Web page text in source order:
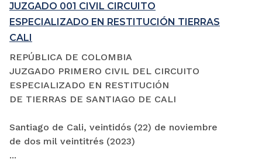
JUZGADO 001 CIVIL CIRCUITO
ESPECIALIZADO EN RESTITUCIÓN TIERRAS
CALI
REPÚBLICA DE COLOMBIA
JUZGADO PRIMERO CIVIL DEL CIRCUITO
ESPECIALIZADO EN RESTITUCIÓN
DE TIERRAS DE SANTIAGO DE CALI
Santiago de Cali, veintidós (22) de noviembre
de dos mil veintitrés (2023)
...